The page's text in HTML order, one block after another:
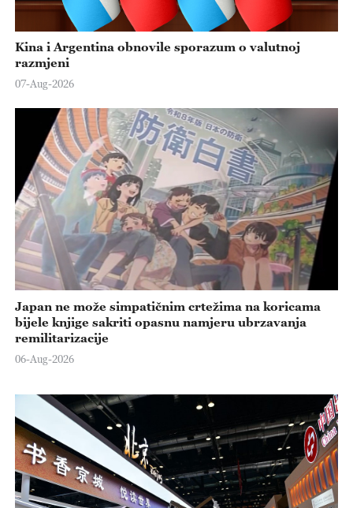
Kina i Argentina obnovile sporazum o valutnoj
razmjeni
07-Aug-2026
Japan ne može simpatičnim crtežima na koricama
bijele knjige sakriti opasnu namjeru ubrzavanja
remilitarizacije
06-Aug-2026